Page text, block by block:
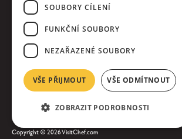
Inzerujte s námi
Loga & bannery ke stažení
Všeobecné obchodní podmínky inzerce
Úplná pravidla soutěže
Copyright © 2026 VisitChef.com
SOUBORY CÍLENÍ
FUNKČNÍ SOUBORY
NEZAŘAZENÉ SOUBORY
VŠE PŘIJMOUT VŠE ODMÍTNOUT
ZOBRAZIT PODROBNOSTI